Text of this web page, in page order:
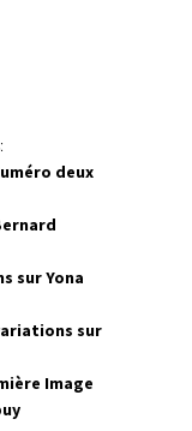
deux
sur Yona
sur
Image